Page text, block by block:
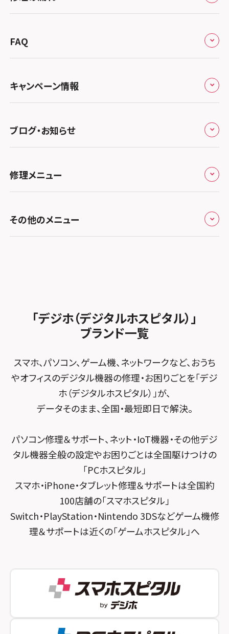
スマホスピタル宇都宮
スマホスピタル 高崎
スマホスピタル鴻巣
スマホスピタル テルル三芳
スマホスピタル 熊谷
スマホスピタル ゲオデジタルベース川口元郷
スマホスピタル埼玉大宮
スマホスピタル テルル蒲生
スマホスピタル テルル新越谷
スマホスピタル テルル草加花栗
スマホスピタル テルル東川口
スマホスピタル テルル松戸五香
スマホスピタル テルル宮野木
スマホスピタル千葉
スマホスピタル 大森
スマホスピタル練馬
スマホスピタル 神田
スマホスピタル三軒茶屋
スマホスピタル秋葉原
スマホスピタル 自由が丘
スマホスピタルオリナス錦糸町
スマホスピタル テルル成増
北陸・甲信越
スマホスピタルアル・プラザ小松
スマホスピタル 北陸総合修理センター
スマホスピタル 長野
東海
スマホスピタル岐阜
スマホスピタル 浜松
スマホスピタル静岡パルコ
スマホスピタル 藤枝
スマホスピタル名古屋駅前
スマホスピタル名古屋金山
スマホスピタル 大府
スマホスピタル 西枇杷島
スマホスピタル平和が丘
スマホスピタル春日井勝川
関西
スマホスピタル 大阪梅田
スマホスピタル by デジホ 梅田地下（うめちか）
スマホスピタル京橋
スマホスピタル難波
スマホスピタルイオンタウン茨木太田
スマホスピタル住道オペラパーク
スマホスピタル東大阪ロンモール布施
スマホスピタル堺
スマホスピタル 堺出張所
スマホスピタル京都河原町
スマホスピタル宇治槙島
スマホスピタル烏丸
スマホスピタル 京都宇治
スマホスピタル 福知山
スマホスピタル神戸三宮
スマホスピタル by デジホ 姫路キャスパ
スマホスピタル伊丹
スマホスピタル奈良生駒
中国・四国
スマホスピタル岡山駅前
スマホスピタル西条
スマホスピタル by デジホ マークイズ福岡もも
ち
スマホスピタル福岡天神
スマホスピタル熊本下通
スマホスピタル GODOモバイル大分府内町
会社概要
総務省登録業者
特定商取引法に関する表記
プライバシーポリシー
郵送修理依頼
郵送修理の流れ
FAQ
キャンペーン情報
キャンペーン一覧
ブログ・お知らせ
お知らせ
修理メニュー
iPhone修理メニュー
MacBook修理メニュー
その他のメニュー
FCNTスマートフォン修理
「デジホ（デジタルホスピタル）」
ブランド一覧
スマホ、パソコン、ゲーム機、ネットワークなど、おうち
やオフィスのデジタル機器の修理・お困りごとを「デジ
ホ（デジタルホスピタル）」が、
データそのまま、全国・最短即日で解決。
パソコン修理＆サポート、ネット・IoT機器・その他デジ
タル機器全般の設定やお困りごとは全国駆けつけの
「PCホスピタル」
スマホ・iPhone・タブレット修理＆サポートは全国約
100店舗の「スマホスピタル」
Switch・PlayStation・Nintendo 3DSなどゲーム機修
理＆サポートは近くの「ゲームホスピタル」へ